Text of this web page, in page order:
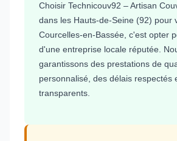
Choisir Technicouv92 – Artisan
dans les Hauts-de-Seine (92) pour
Courcelles-en-Bassée, c'est opter
d'une entreprise locale réputée.
garantissons des prestations de
personnalisé, des délais respectés
transparents.